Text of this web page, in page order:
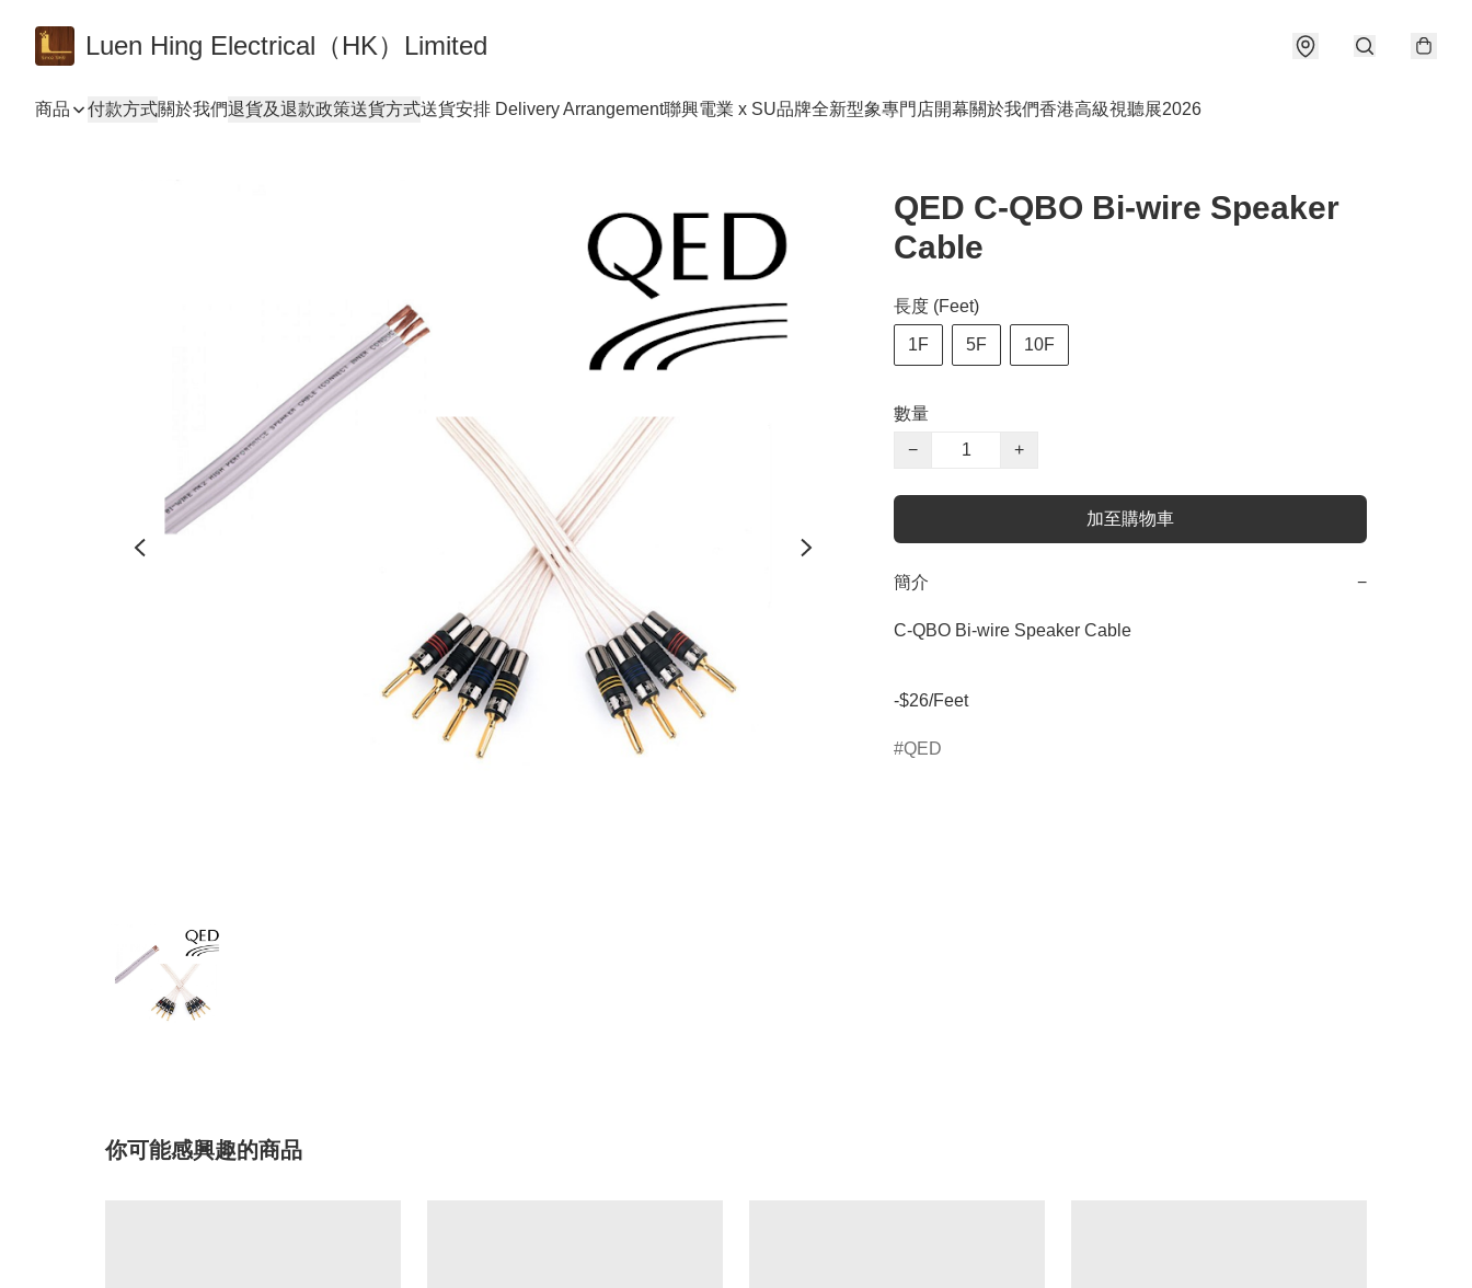
Luen Hing Electrical（HK）Limited
商品 付款方式關於我們退貨及退款政策送貨方式送貨安排 Delivery Arrangement聯興電業 x SU品牌全新型象專門店開幕關於我們香港高級視聽展2026
QED C-QBO Bi-wire Speaker
Cable
長度 (Feet)
1F 5F 10F
數量
−
+
加至購物車
簡介 −
C-QBO Bi-wire Speaker Cable
-$26/Feet
QED
你可能感興趣的商品